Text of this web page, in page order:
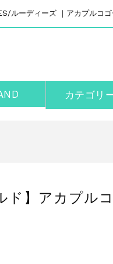
ルーディーズ ｜アカプルコ
カテゴリ
ド】アカプル